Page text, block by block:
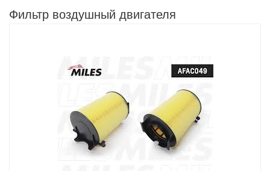
Фильтр воздушный двигателя